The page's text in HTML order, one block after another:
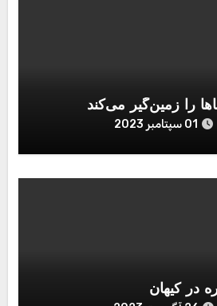
را زمین‌گیر می‌کند
01 سپتامبر 2023
در کیهان